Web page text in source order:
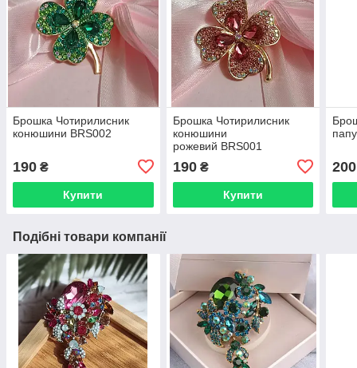
Брошка Чотирилисник
конюшини BRS002
190 ₴
Купити
Брошка Чотирилисник
конюшини
рожевий BRS001
190₴
Купити
200
Подібні товари компанії